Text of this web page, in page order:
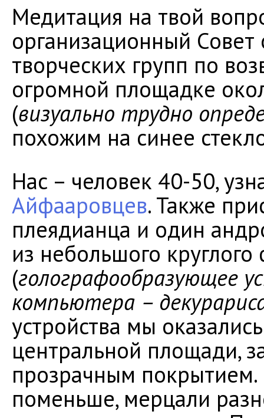
Медитация на твой
организационный
творческих групп по
огромной площадке
(визуально трудно
похожим на синее
Нас – человек 40-50,
Айфааровцев. Также
плеядианца и один
из небольшого
(голографообразующее
компьютера –
устройства мы
центральной площади,
прозрачным покрытием.
поменьше, мерцали